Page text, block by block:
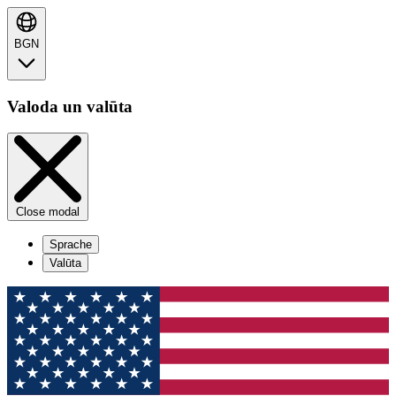
BGN
Valoda un valūta
Close modal
Sprache
Valūta